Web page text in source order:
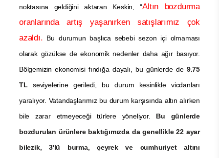
noktasına geldiğini aktaran Keskin, "Altın bozdurma
oranlarında artış yaşanırken satışlarımız çok
azaldı. Bu durumun başlıca sebebi sezon içi olmaması
olarak gözükse de ekonomik nedenler daha ağır basıyor.
Bölgemizin ekonomisi fındığa dayalı, bu günlerde de 9.75
TL seviyelerine geriledi, bu durum kesinlikle vicdanları
yaralıyor. Vatandaşlarımız bu durum karşısında altın alırken
bile zarar etmeyeceği türlere yöneliyor. Bu günlerde
bozdurulan ürünlere baktığımızda da genellikle 22 ayar
bilezik, 3'lü burma, çeyrek ve cumhuriyet altını